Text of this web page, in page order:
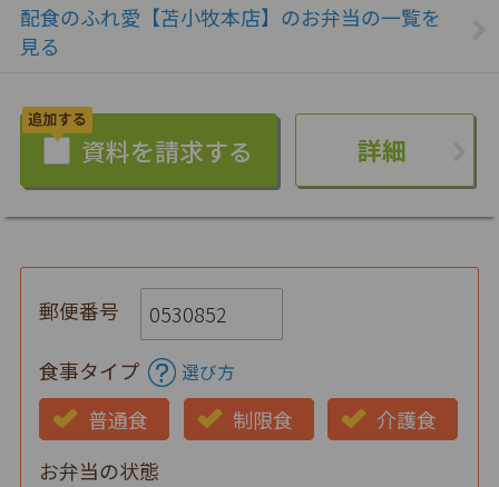
配食のふれ愛【苫小牧本店】のお弁当の一覧を
見る
詳細
郵便番号
食事タイプ 選び方
普通食 制限食
介護食
お弁当の状態